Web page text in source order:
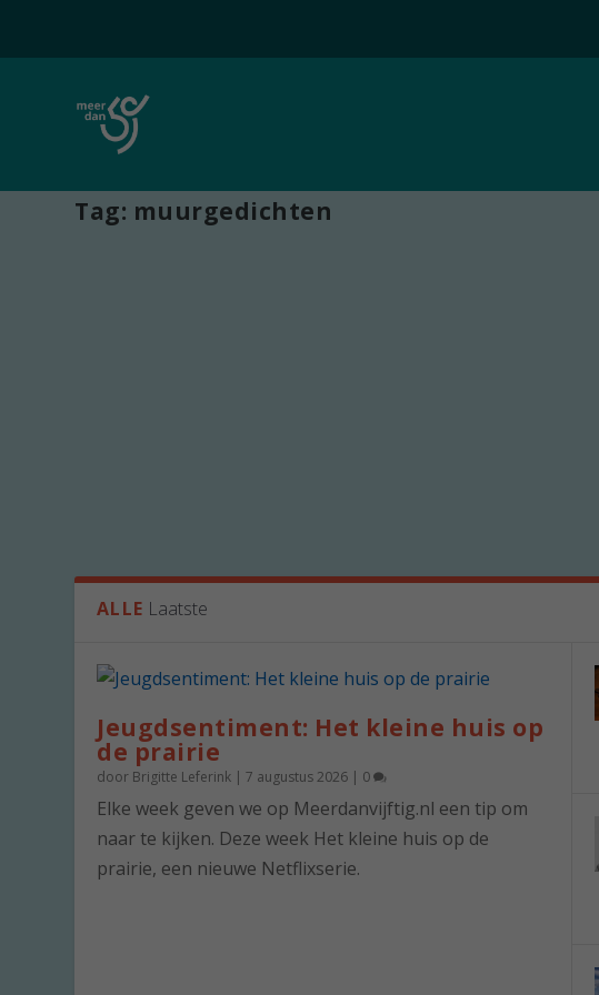
Tag: muurgedichten
ALLE Laatste
Jeugdsentiment: Het kleine huis op
de prairie
door Brigitte Leferink |7 augustus 2026 | 0
Elke week geven we op Meerdanvijftig.nl een tip om
naar te kijken. Deze week Het kleine huis op de
prairie, een nieuwe Netflixserie.